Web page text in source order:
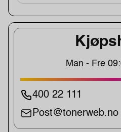
Man - Fre
400 22 111
Post@tonerweb.no